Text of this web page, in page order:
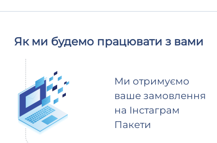
Як ми будемо працювати з вами
Ми отримуємо
ваше замовлення
на Інстаграм
Пакети